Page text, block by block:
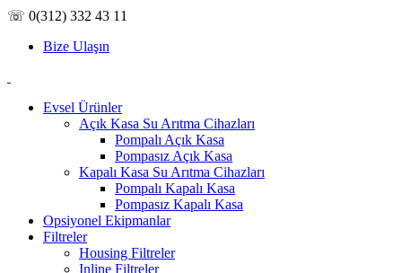
☏ 0(312) 332 43 11
Bize Ulaşın
Evsel Ürünler
Açık Kasa Su Arıtma Cihazları
Pompalı Açık Kasa
Pompasız Açık Kasa
Kapalı Kasa Su Arıtma Cihazları
Pompalı Kapalı Kasa
Pompasız Kapalı Kasa
Opsiyonel Ekipmanlar
Filtreler
Housing Filtreler
Inline Filtreler